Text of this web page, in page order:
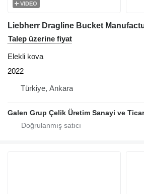
VIDEO
Liebherr Dragline Bucket
Talep üzerine fiyat
Elekli kova
2022
Türkiye, Ankara
Galen Grup Çelik Üretim Sanayi ve